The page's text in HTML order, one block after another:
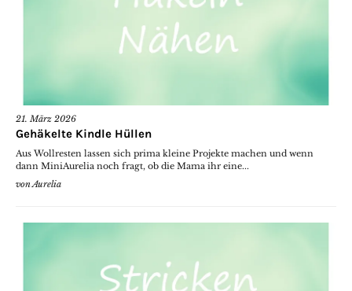
21. März 2026
Gehäkelte Kindle Hüllen
Aus Wollresten lassen sich prima kleine Projekte machen und wenn
dann MiniAurelia noch fragt, ob die Mama ihr eine...
vonAurelia